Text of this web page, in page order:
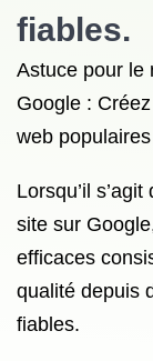
fiables.
Astuce pour le
Google :
web
Lorsqu’il
site sur
efficaces
qualité depuis
fiables.